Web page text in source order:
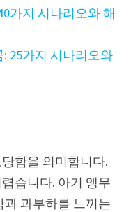
가지 시나리오와 해
: 25가지 시나리오와
함을 의미합니다.
습니다. 아기 앵무
과부하를 느끼는